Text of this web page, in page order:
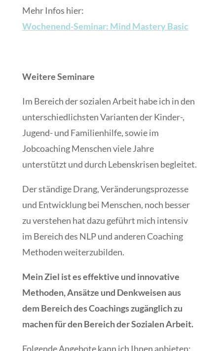
Mehr Infos hier:
Wochenend-Seminar: Mind Mastery Basic
Weitere Seminare
Im Bereich der sozialen Arbeit habe ich in den
unterschiedlichsten Varianten der Kinder-,
Jugend- und Familienhilfe, sowie im
Jobcoaching Menschen viele Jahre
unterstützt und durch Lebenskrisen begleitet.
Der ständige Drang, Veränderungsprozesse
und Entwicklung bei Menschen, noch besser
zu verstehen hat dazu geführt mich intensiv
im Bereich des NLP und anderen Coaching
Methoden weiterzubilden.
Mein Ziel ist es effektive und innovative
Methoden, Ansätze und Denkweisen aus
dem Bereich des Coachings zugänglich zu
machen für den Bereich der Sozialen Arbeit.
Folgende Angebote kann ich Ihnen anbieten: